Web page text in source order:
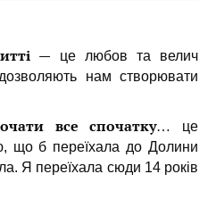
— це любов та велич
нам створювати
все спочатку…
це
що б переїхала до Долини
Я переїхала сюди 14 років